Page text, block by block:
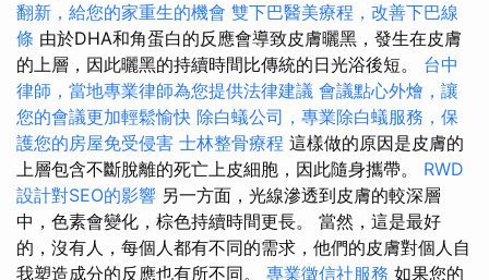
翻新，給您的家重生的機會 雙下巴醫美療程，改善下巴線
條 由於DHA和角蛋白的反應會導致皮膚曬黑，發生在皮膚
的上層，因此曬黑的持續時間比傳統的日光浴後短。 台中
律師，當地專業律師為您提供法律建議 會議點心外燴，讓
您的會議更加輕鬆愉快 除白蟻公司，專業除白蟻服務，保
護您的房屋免受侵害 士林整骨療程 這樣做的原因是皮膚的
上層包含不斷脫離的死亡上皮細胞，因此隨身攜帶。 RWD
設計對SEO的影響 另一方面，光線滲透到皮膚的較深層
中，色素會變化，棕色持續時間更長。 當然，這是最好
的，沒有人，每個人都有不同的需求，他們的皮膚對個人自
我塑造成分的反應也有所不同。 專業徵信社服務 如果您的